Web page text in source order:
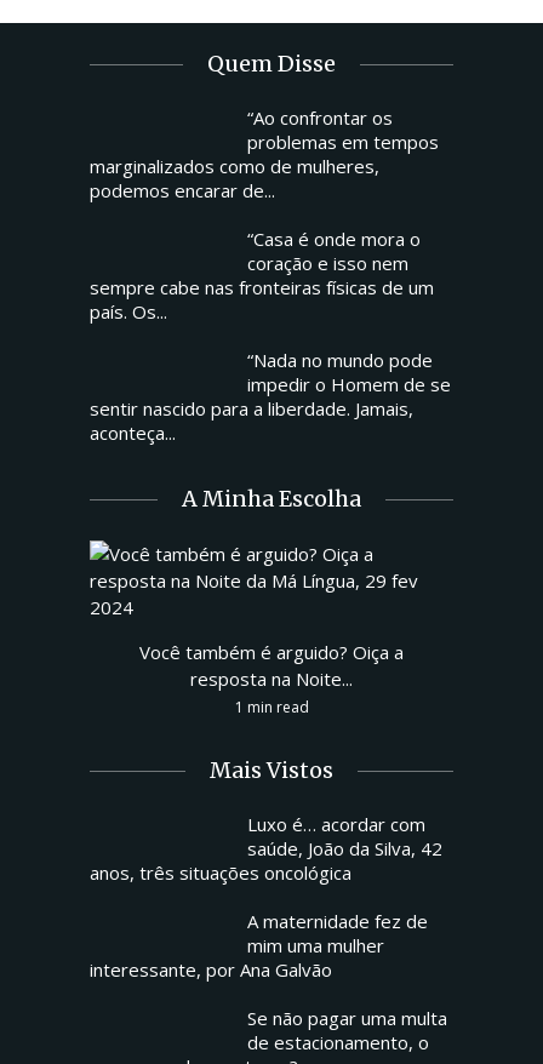
Quem Disse
“Ao confrontar os
problemas em tempos
marginalizados como de mulheres,
podemos encarar de...
“Casa é onde mora o
coração e isso nem
sempre cabe nas fronteiras físicas de um
país. Os...
“Nada no mundo pode
impedir o Homem de se
sentir nascido para a liberdade. Jamais,
aconteça...
A Minha Escolha
Você também é arguido? Oiça a
resposta na Noite...
1 min read
Mais Vistos
Luxo é… acordar com
saúde, João da Silva, 42
anos, três situações oncológica
A maternidade fez de
mim uma mulher
interessante, por Ana Galvão
Se não pagar uma multa
de estacionamento, o